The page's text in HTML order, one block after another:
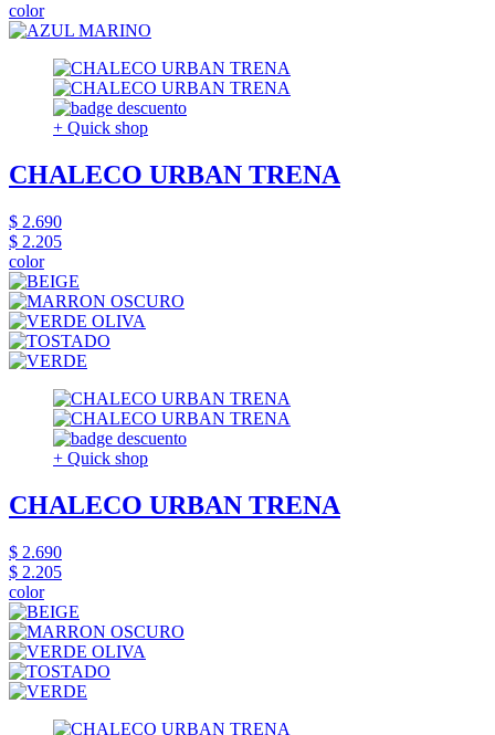
color
+ Quick shop
CHALECO URBAN TRENA
$ 2.690
$ 2.205
color
+ Quick shop
CHALECO URBAN TRENA
$ 2.690
$ 2.205
color